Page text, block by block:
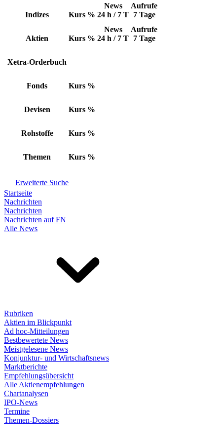
Indizes Kurs %
News
24 h / 7 T
Aufrufe
7 Tage
Aktien Kurs %
News
24 h / 7 T
Aufrufe
7 Tage
Xetra-Orderbuch
Fonds Kurs %
Devisen Kurs %
Rohstoffe Kurs %
Themen Kurs %
Erweiterte Suche
Startseite
Nachrichten
Nachrichten
Nachrichten auf FN
Alle News
Rubriken
Aktien im Blickpunkt
Ad hoc-Mitteilungen
Bestbewertete News
Meistgelesene News
Konjunktur- und Wirtschaftsnews
Marktberichte
Empfehlungsübersicht
Alle Aktienempfehlungen
Chartanalysen
IPO-News
Termine
Themen-Dossiers